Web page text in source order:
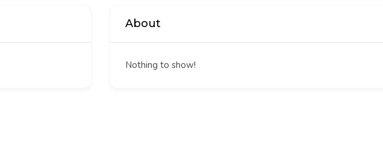
About
Nothing to show!